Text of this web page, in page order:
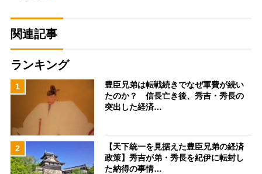
関連記事
ランキング
1
豊臣兄弟は転戦続きでなぜ軍費が続い
たのか？ 信長亡き後、秀吉・秀長の
突出した経済…
2
【天下統一を見据えた豊臣兄弟の経済
政策】秀吉が弟・秀長を紀伊に転封し
た納得の事情…